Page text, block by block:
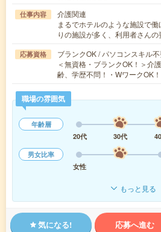
仕事内容
介護関連
まるでホテルのような施設で
りの施設が多く、利用者さん
応募資格
ブランクOK / パソコンスキル
＜無資格・ブランクOK！＞介
齢、学歴不問！・WワークOK
職場の雰囲気
年齢層
20代
30代
男女比率
女性
もっと見る
気になる! 応募へ進む